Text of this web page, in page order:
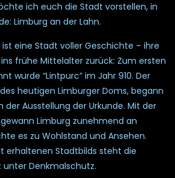
ich euch die Stadt vorstellen, in
Limburg an der Lahn.
eine Stadt voller Geschichte – ihre
frühe Mittelalter zurück: Zum ersten
wurde “Lintpurc” im Jahr 910. Der
heutigen Limburger Doms, begann
Ausstellung der Urkunde. Mit der
Limburg zunehmend an
es zu Wohlstand und Ansehen.
erhaltenen Stadtbilds steht die
Denkmalschutz.